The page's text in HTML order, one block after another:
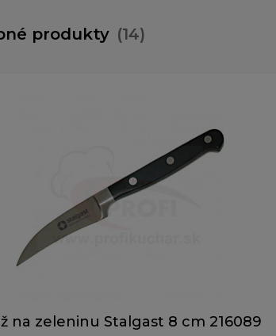
produkty (14)
na zeleninu Stalgast 8 cm 216089